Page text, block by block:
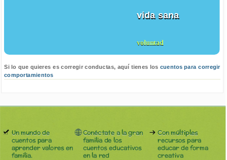
vida sana
voluntad
Si lo que quieres es corregir conductas, aquí tienes los cuentos para corregir
comportamientos
Un mundo de
cuentos para
aprender valores en
familia.
Conéctate a la gran
familia de los
cuentos educativos
en la red
Con múltiples
recursos para
educar de forma
creativa